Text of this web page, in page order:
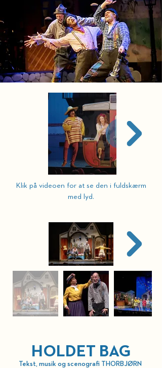
Klik på videoen for at se den i fuldskærm
med lyd.
Tekst, musik og scenografi THORBJØRN
HOLDET BAG